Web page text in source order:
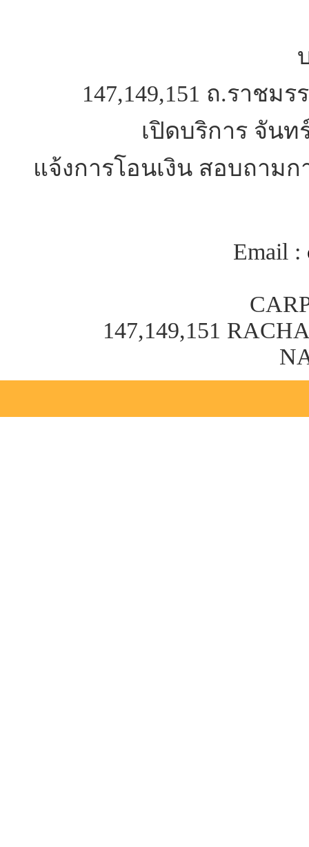
147,149,151 ถ.ราชม
เปิดบริการ จันท
แจ้งการโอนเงิน สอบถามก
Email :
147,149,151